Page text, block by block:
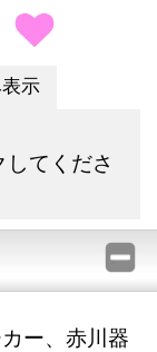
示
てくださ
ー、赤川器